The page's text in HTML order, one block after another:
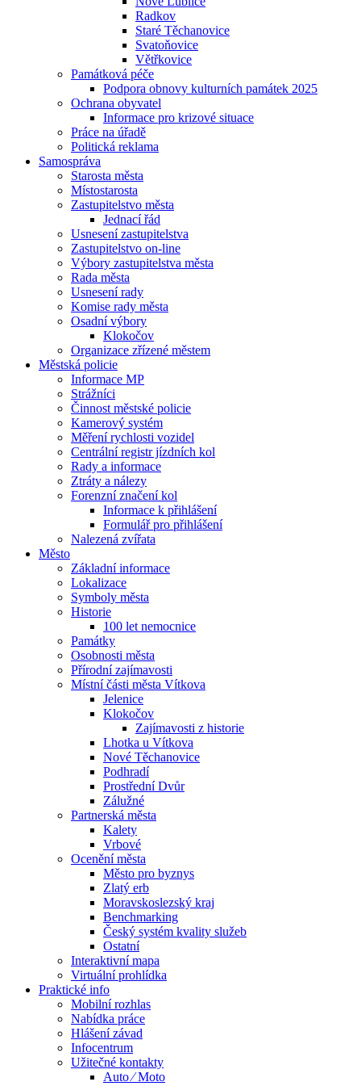
Radkov
Staré Těchanovice
Svatoňovice
Větřkovice
Památková péče
Podpora obnovy kulturních památek 2025
Ochrana obyvatel
Informace pro krizové situace
Práce na úřadě
Politická reklama
Samospráva
Starosta města
Místostarosta
Zastupitelstvo města
Jednací řád
Usnesení zastupitelstva
Zastupitelstvo on-line
Výbory zastupitelstva města
Rada města
Usnesení rady
Komise rady města
Osadní výbory
Klokočov
Organizace zřízené městem
Městská policie
Informace MP
Strážníci
Činnost městské policie
Kamerový systém
Měření rychlosti vozidel
Centrální registr jízdních kol
Rady a informace
Ztráty a nálezy
Forenzní značení kol
Informace k přihlášení
Formulář pro přihlášení
Nalezená zvířata
Město
Základní informace
Lokalizace
Symboly města
Historie
100 let nemocnice
Památky
Osobnosti města
Přírodní zajímavosti
Místní části města Vítkova
Jelenice
Klokočov
Zajímavosti z historie
Lhotka u Vítkova
Nové Těchanovice
Podhradí
Prostřední Dvůr
Zálužné
Partnerská města
Kalety
Vrbové
Ocenění města
Město pro byznys
Zlatý erb
Moravskoslezský kraj
Benchmarking
Český systém kvality služeb
Ostatní
Interaktivní mapa
Virtuální prohlídka
Praktické info
Mobilní rozhlas
Nabídka práce
Hlášení závad
Infocentrum
Užitečné kontakty
Auto ⁄ Moto